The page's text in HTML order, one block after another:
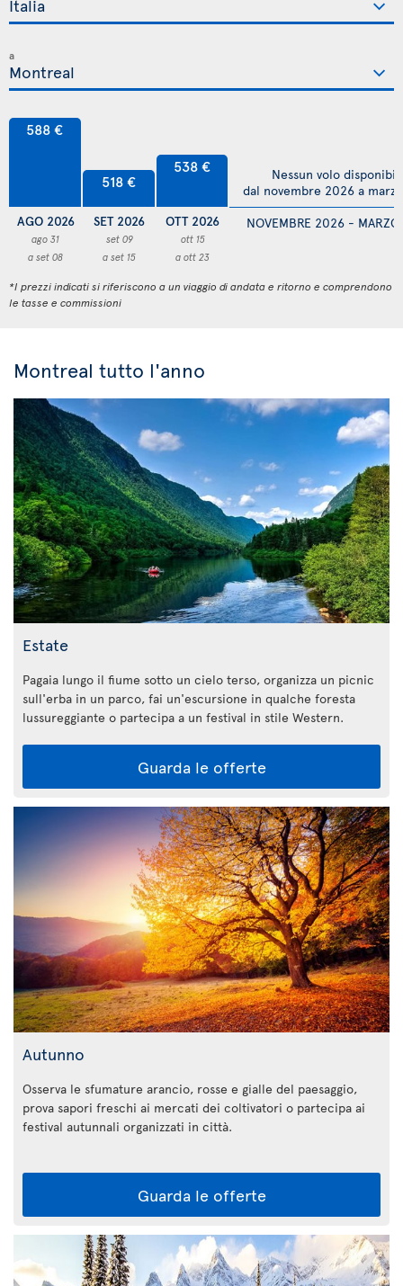
a
588 €
AGO 2026
ago 31
a set 08
518 €
SET 2026
set 09
a set 15
538 €
OTT 2026
ott 15
a ott 23
NOVEMBRE 2026 -
Nessun volo
dal novembre 2026 a
*I prezzi indicati si riferiscono a un viaggio di andata e ritorno e comprendono
le tasse e commissioni
Montreal tutto l'anno
Estate
Pagaia lungo il fiume sotto un cielo terso, organizza un picnic
sull'erba in un parco, fai un'escursione in qualche foresta
lussureggiante o partecipa a un festival in stile Western.
Guarda le offerte
Autunno
Osserva le sfumature arancio, rosse e gialle del paesaggio,
prova sapori freschi ai mercati dei coltivatori o partecipa ai
festival autunnali organizzati in città.
Guarda le offerte